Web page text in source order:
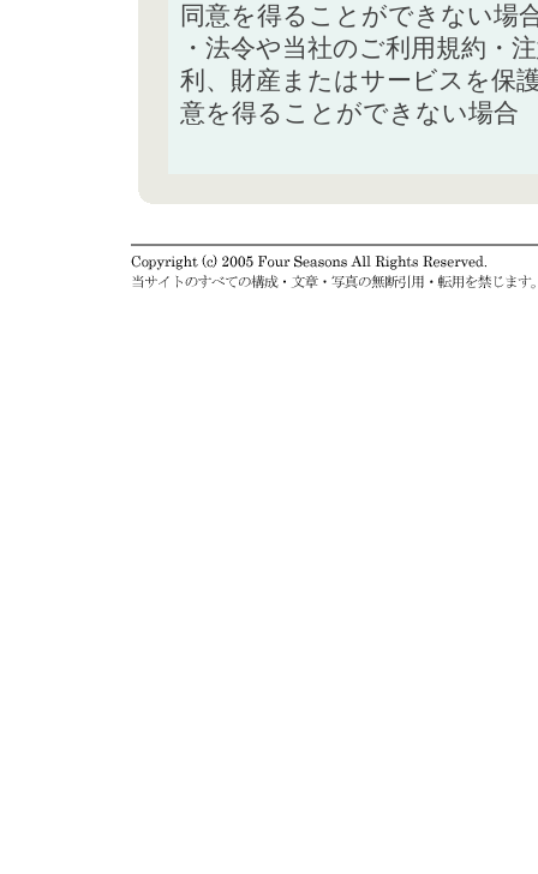
同意を得ることができない場
・法令や当社のご利用規約・
利、財産またはサービスを保
意を得ることができない場合